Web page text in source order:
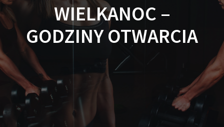
WIELKANOC –
GODZINY OTWARCIA